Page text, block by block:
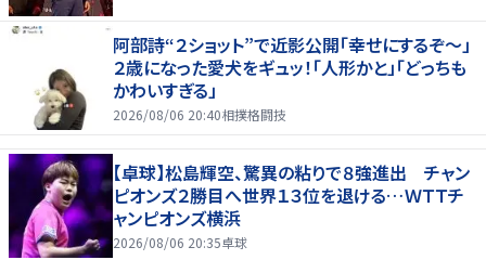
阿部詩“２ショット”で近影公開「幸せにするぞ〜」
２歳になった愛犬をギュッ！「人形かと」「どっちも
かわいすぎる」
2026/08/06 20:40相撲格闘技
【卓球】松島輝空、驚異の粘りで８強進出 チャン
ピオンズ２勝目へ世界１３位を退ける…ＷＴＴチ
ャンピオンズ横浜
2026/08/06 20:35卓球